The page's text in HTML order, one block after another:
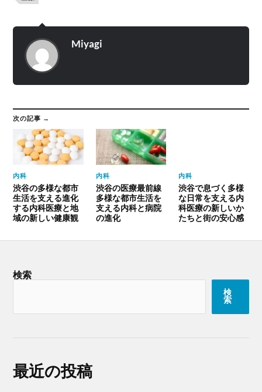
Miyagi
次の記事 →
内科
渋谷の多様な都市
生活を支える進化
する内科医療と地
域の新しい健康観
内科
渋谷の医療最前線
多様な都市生活を
支える内科と病院
の進化
内科
渋谷で息づく多様
な日常を支える内
科医療の新しいか
たちと街の安心感
検索
検
索
最近の投稿